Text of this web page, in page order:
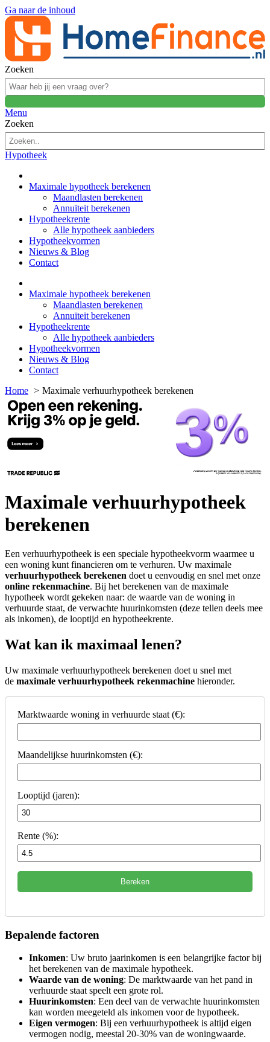
Ga naar de inhoud
Zoeken
Menu
Zoeken
Hypotheek
Maximale hypotheek berekenen
Maandlasten berekenen
Annuïteit berekenen
Hypotheekrente
Alle hypotheek aanbieders
Hypotheekvormen
Nieuws & Blog
Contact
Maximale hypotheek berekenen
Maandlasten berekenen
Annuïteit berekenen
Hypotheekrente
Alle hypotheek aanbieders
Hypotheekvormen
Nieuws & Blog
Contact
Home
Maximale verhuurhypotheek berekenen
Maximale verhuurhypotheek
berekenen
Een verhuurhypotheek is een speciale hypotheekvorm waarmee u
een woning kunt financieren om te verhuren. Uw maximale
verhuurhypotheek berekenen doet u eenvoudig en snel met onze
online rekenmachine. Bij het berekenen van de maximale
hypotheek wordt gekeken naar: de waarde van de woning in
verhuurde staat, de verwachte huurinkomsten (deze tellen deels mee
als inkomen), de looptijd en hypotheekrente.
Wat kan ik maximaal lenen?
Uw maximale verhuurhypotheek berekenen doet u snel met
de maximale verhuurhypotheek rekenmachine hieronder.
Marktwaarde woning in verhuurde staat (€):
Maandelijkse huurinkomsten (€):
Looptijd (jaren):
Rente (%):
Bereken
Bepalende factoren
Inkomen: Uw bruto jaarinkomen is een belangrijke factor bij
het berekenen van de maximale hypotheek.
Waarde van de woning: De marktwaarde van het pand in
verhuurde staat speelt een grote rol.
Huurinkomsten: Een deel van de verwachte huurinkomsten
kan worden meegeteld als inkomen voor de hypotheek.
Eigen vermogen: Bij een verhuurhypotheek is altijd eigen
vermogen nodig, meestal 20-30% van de woningwaarde.